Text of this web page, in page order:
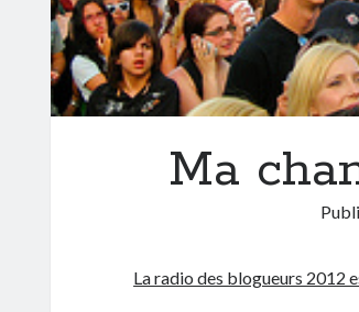
Ma
La radio des blogueurs 2012